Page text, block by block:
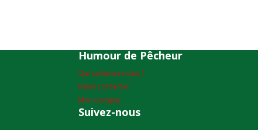
Humour de Pêcheur
Qui sommes-nous ?
Nous contacter
Mon compte
Suivez-nous